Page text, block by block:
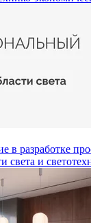
в разработке
света и